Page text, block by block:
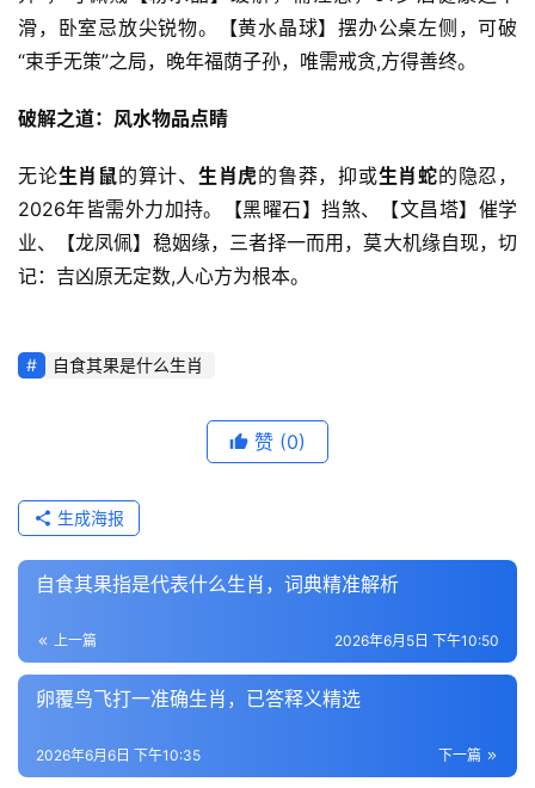
滑，卧室忌放尖锐物。【黄水晶球】摆办公桌左侧，可破
“束手无策”之局，晚年福荫子孙，唯需戒贪,方得善终。
破解之道：风水物品点睛
无论生肖鼠的算计、 生肖虎的鲁莽，抑或生肖蛇的隐忍，
2026年皆需外力加持。【黑曜石】挡煞、【文昌塔】催学
业、【龙凤佩】稳姻缘，三者择一而用，莫大机缘自现，切
记：吉凶原无定数,人心方为根本。
自食其果是什么生肖
赞 (0)
生成海报
自食其果指是代表什么生肖，词典精准解析
上一篇 2026年6月5日 下午10:50
卵覆鸟飞打一准确生肖，已答释义精选
下一篇
2026年6月6日 下午10:35